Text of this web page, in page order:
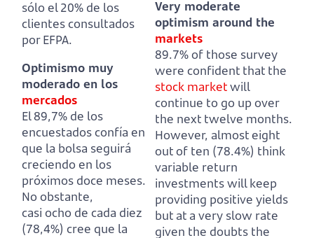
sólo el 20% de los
clientes consultados
por EFPA.
Optimismo muy
moderado en los
mercados
El 89,7% de los
encuestados confía en
que la bolsa seguirá
creciendo en los
próximos doce meses.
No obstante,
casi ocho de cada diez
(78,4%) cree que la
Very moderate
optimism around the
markets
89.7% of those survey
were confident that the
stock marketwill
continue to go up over
the next twelve months.
However, almost eight
out of ten (78.4%) think
variable return
investments will keep
providing positive yields
but at a very slow rate
given the doubts the